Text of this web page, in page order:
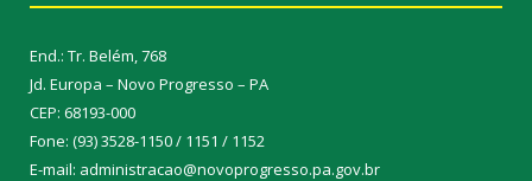
End.: Tr. Belém, 768
Jd. Europa – Novo Progresso – PA
CEP: 68193-000
Fone: (93) 3528-1150 / 1151 / 1152
E-mail: administracao@novoprogresso.pa.gov.br